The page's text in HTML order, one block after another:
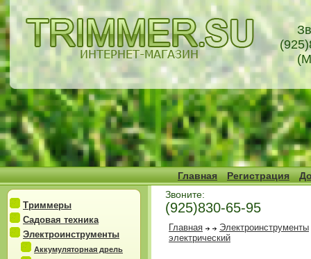
Главная Регистрация
Триммеры
Садовая техника
Электроинструменты
Аккумуляторная дрель
Звоните:
(925)830-65-95
Главная
Электроинструменты
электрический